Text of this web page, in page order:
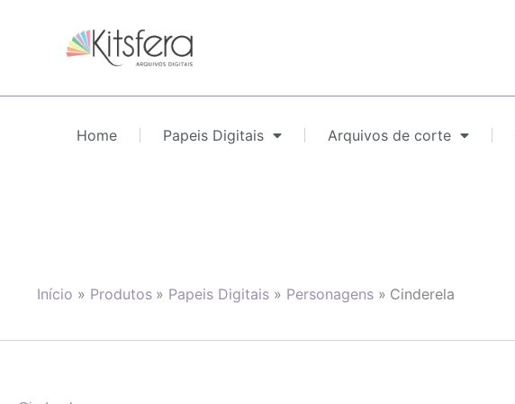
Home Papeis Digitais Arquivos de corte
Início Produtos Papeis Digitais Personagens Cinderela